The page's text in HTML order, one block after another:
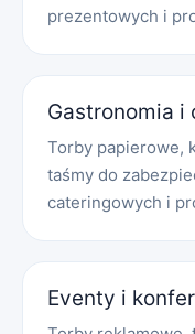
prezentowych i
Gastronomia i
Torby papierowe,
taśmy do
cateringowych i
Eventy i